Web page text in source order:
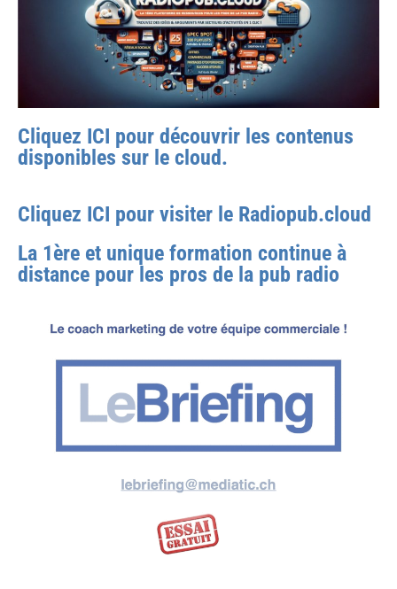
Cliquez ICI pour découvrir les contenus
disponibles sur le cloud.
Cliquez ICI pour visiter le Radiopub.cloud
La 1ère et unique formation continue à
distance pour les pros de la pub radio